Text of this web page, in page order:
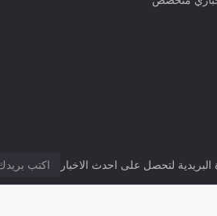
لتحصل على احدث الاخبار